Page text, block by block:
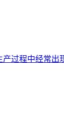
过程中经常出